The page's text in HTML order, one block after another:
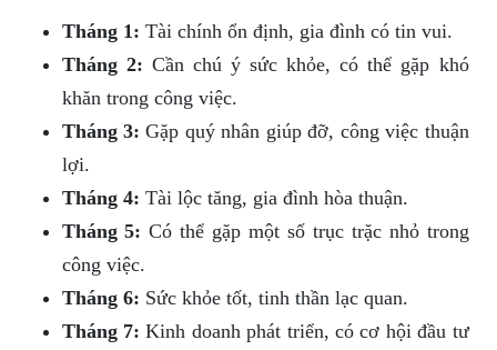
Tháng 1: Tài chính ổn định, gia đình có tin vui.
Tháng 2: Cần chú ý sức khỏe, có thể gặp khó
khăn trong công việc.
Tháng 3: Gặp quý nhân giúp đỡ, công việc thuận
lợi.
Tháng 4: Tài lộc tăng, gia đình hòa thuận.
Tháng 5: Có thể gặp một số trục trặc nhỏ trong
công việc.
Tháng 6: Sức khỏe tốt, tinh thần lạc quan.
Tháng 7: Kinh doanh phát triển, có cơ hội đầu tư